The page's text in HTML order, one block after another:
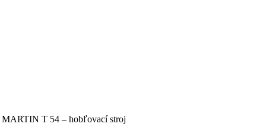
MARTIN T 54 – hobľovací stroj